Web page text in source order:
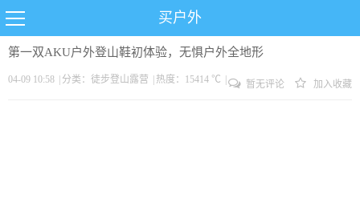
买户外
第一双AKU户外登山鞋初体验，无惧户外全地形
04-09 10:58 分类： 徒步登山露营 热度：15414 ℃ 暂无评论 加入收藏